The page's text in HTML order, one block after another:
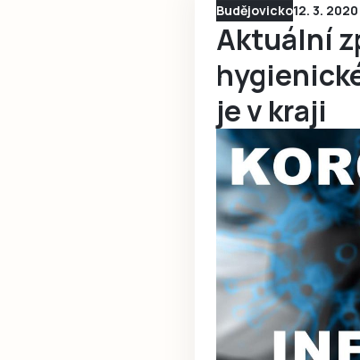
Budějovicko12. 3.
Aktuální
je v kraji